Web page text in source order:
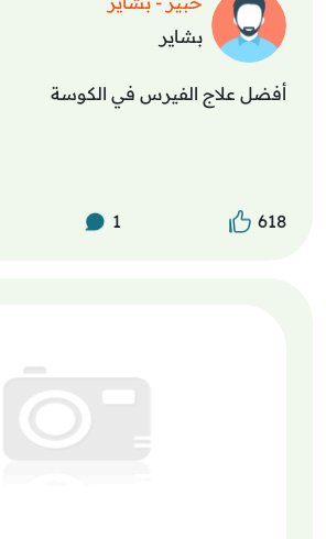
بشاير
أفضل علاج الفيرس في الكوسة
618
1